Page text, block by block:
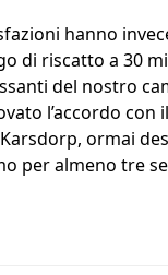
hanno
di riscatto a 30
del nostro
l’accordo con
Karsdorp, ormai
per almeno tre